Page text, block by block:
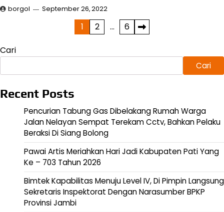
borgol September 26, 2022
pos
1 2 … 6
Cari
Cari
Recent Posts
Pencurian Tabung Gas Dibelakang Rumah Warga
Jalan Nelayan Sempat Terekam Cctv, Bahkan Pelaku
Beraksi Di Siang Bolong
Pawai Artis Meriahkan Hari Jadi Kabupaten Pati Yang
Ke – 703 Tahun 2026
Bimtek Kapabilitas Menuju Level IV, Di Pimpin Langsung
Sekretaris Inspektorat Dengan Narasumber BPKP
Provinsi Jambi